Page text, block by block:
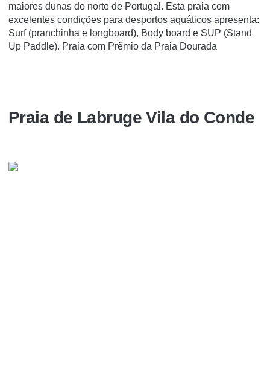
maiores dunas do norte de Portugal. Esta praia com
excelentes condições para desportos aquáticos apresenta:
Surf (pranchinha e longboard), Body board e SUP (Stand
Up Paddle). Praia com Prêmio da Praia Dourada
Praia de Labruge Vila do Conde